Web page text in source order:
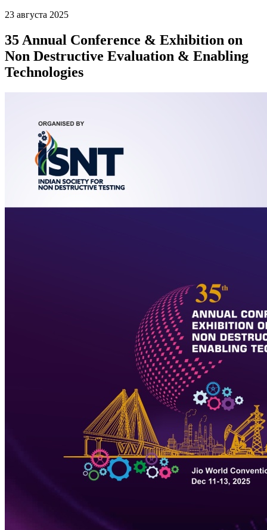
23 августа 2025
35 Annual Conference & Exhibition on
Non Destructive Evaluation & Enabling
Technologies